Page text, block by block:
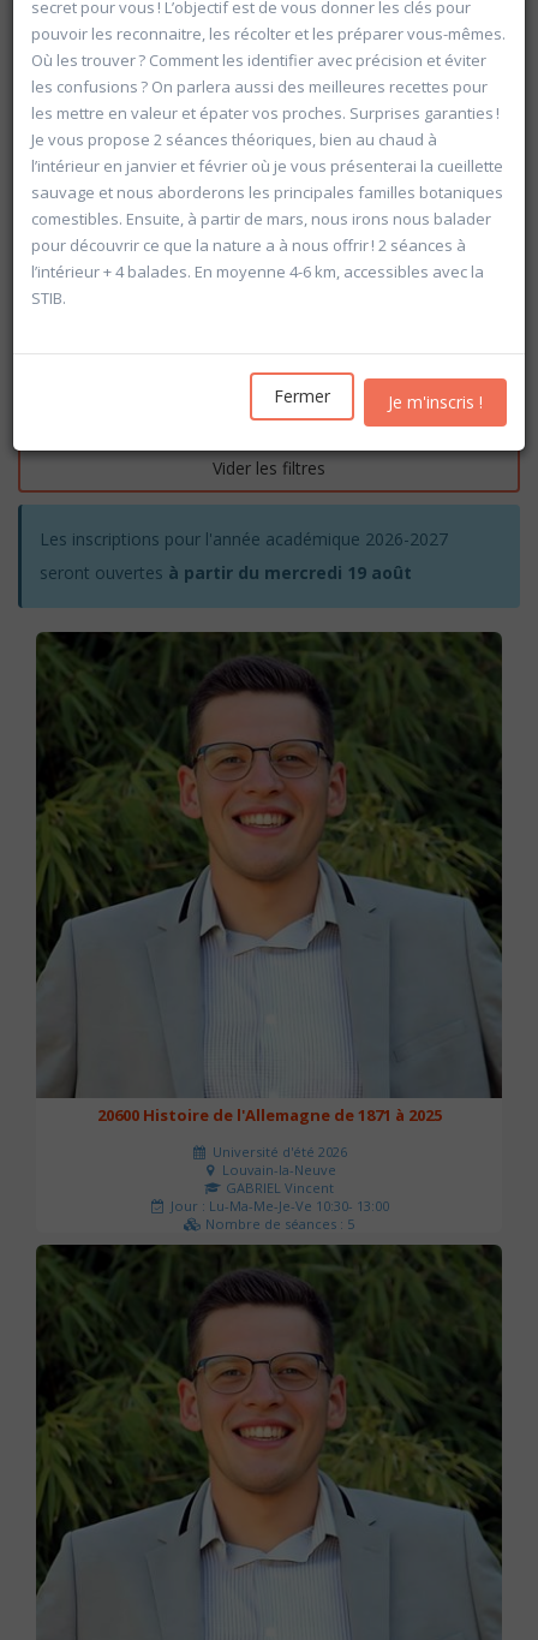
Rechercher
Vider les filtres
Les inscriptions pour l'année académique 2026-2027
seront ouvertes à partir du mercredi 19 août
20600 Histoire de l'Allemagne de 1871 à 2025
Université d'été 2026
Louvain-la-Neuve
GABRIEL Vincent
Jour : Lu-Ma-Me-Je-Ve 10:30- 13:00
Nombre de séances : 5
120 €
secret pour vous ! L’objectif est de vous donner les clés pour
pouvoir les reconnaitre, les récolter et les préparer vous-mêmes.
Où les trouver ? Comment les identifier avec précision et éviter
les confusions ? On parlera aussi des meilleures recettes pour
les mettre en valeur et épater vos proches. Surprises garanties !
Je vous propose 2 séances théoriques, bien au chaud à
l’intérieur en janvier et février où je vous présenterai la cueillette
sauvage et nous aborderons les principales familles botaniques
comestibles. Ensuite, à partir de mars, nous irons nous balader
pour découvrir ce que la nature a à nous offrir ! 2 séances à
l’intérieur + 4 balades. En moyenne 4-6 km, accessibles avec la
STIB.
Fermer Je m'inscris !